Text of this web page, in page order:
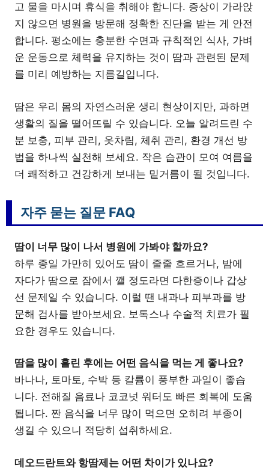
고 물을 마시며 휴식을 취해야 합니다. 증상이 가라앉
지 않으면 병원을 방문해 정확한 진단을 받는 게 안전
합니다. 평소에는 충분한 수면과 규칙적인 식사, 가벼
운 운동으로 체력을 유지하는 것이 땀과 관련된 문제
를 미리 예방하는 지름길입니다.
땀은 우리 몸의 자연스러운 생리 현상이지만, 과하면
생활의 질을 떨어뜨릴 수 있습니다. 오늘 알려드린 수
분 보충, 피부 관리, 옷차림, 체취 관리, 환경 개선 방
법을 하나씩 실천해 보세요. 작은 습관이 모여 여름을
더 쾌적하고 건강하게 보내는 밑거름이 될 것입니다.
자주 묻는 질문 FAQ
땀이 너무 많이 나서 병원에 가봐야 할까요?
하루 종일 가만히 있어도 땀이 줄줄 흐르거나, 밤에
자다가 땀으로 잠에서 깰 정도라면 다한증이나 갑상
선 문제일 수 있습니다. 이럴 땐 내과나 피부과를 방
문해 검사를 받아보세요. 보톡스나 수술적 치료가 필
요한 경우도 있습니다.
땀을 많이 흘린 후에는 어떤 음식을 먹는 게 좋나요?
바나나, 토마토, 수박 등 칼륨이 풍부한 과일이 좋습
니다. 전해질 음료나 코코넛 워터도 빠른 회복에 도움
됩니다. 짠 음식을 너무 많이 먹으면 오히려 부종이
생길 수 있으니 적당히 섭취하세요.
데오드란트와 항땀제는 어떤 차이가 있나요?